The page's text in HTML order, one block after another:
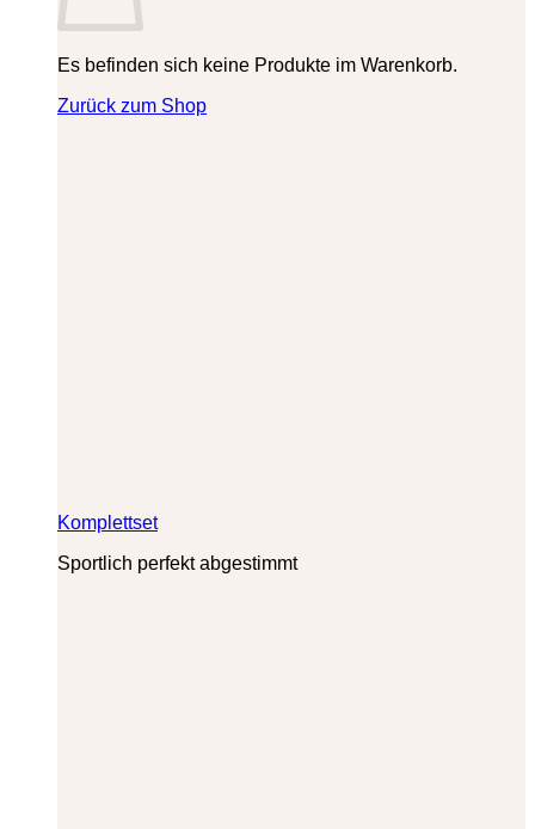
Es befinden sich keine Produkte im Warenkorb.
Zurück zum Shop
Komplettset
Sportlich perfekt abgestimmt